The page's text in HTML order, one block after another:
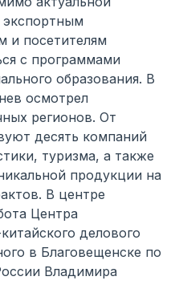
и посетителям
с программами
образования. В
осмотрел
регионов. От
десять компаний
туризма, а также
продукции на
В центре
Центра
делового
в Благовещенске по
Владимира